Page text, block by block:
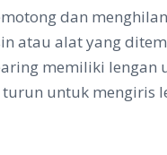
dan
atau alat yang
memiliki
untuk mengiris